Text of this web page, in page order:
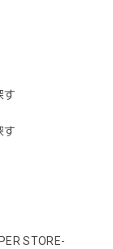
す
す
STORE-